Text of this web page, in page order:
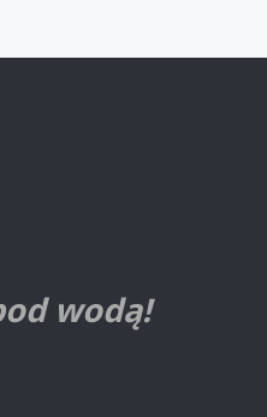
wodą!